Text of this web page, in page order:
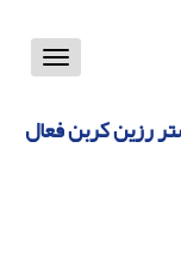
Toggle
رزین کربن فعال